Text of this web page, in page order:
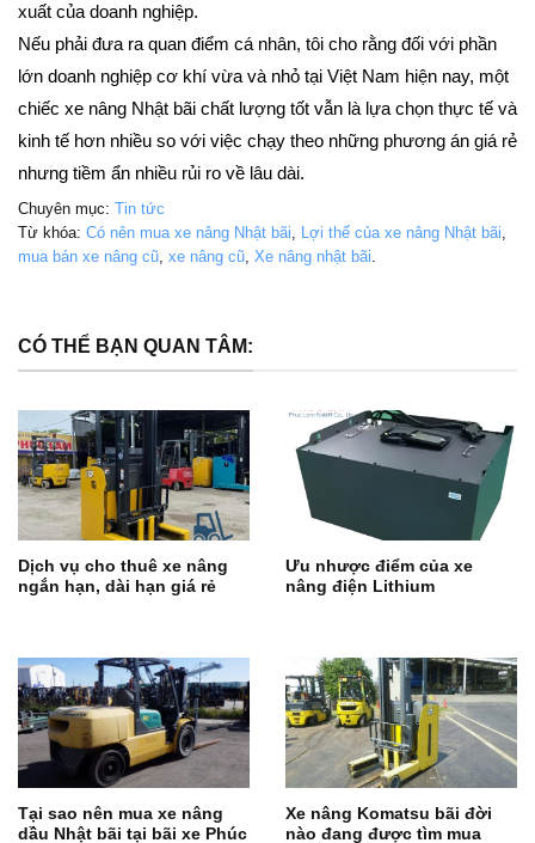
xuất của doanh nghiệp.
Nếu phải đưa ra quan điểm cá nhân, tôi cho rằng đối với phần
lớn doanh nghiệp cơ khí vừa và nhỏ tại Việt Nam hiện nay, một
chiếc xe nâng Nhật bãi chất lượng tốt vẫn là lựa chọn thực tế và
kinh tế hơn nhiều so với việc chạy theo những phương án giá rẻ
nhưng tiềm ẩn nhiều rủi ro về lâu dài.
Chuyên mục: Tin tức
Từ khóa: Có nên mua xe nâng Nhật bãi, Lợi thế của xe nâng Nhật bãi,
mua bán xe nâng cũ, xe nâng cũ, Xe nâng nhật bãi.
CÓ THỂ BẠN QUAN TÂM:
Dịch vụ cho thuê xe nâng
ngắn hạn, dài hạn giá rẻ
Ưu nhược điểm của xe
nâng điện Lithium
Tại sao nên mua xe nâng
dầu Nhật bãi tại bãi xe Phúc
Xe nâng Komatsu bãi đời
nào đang được tìm mua